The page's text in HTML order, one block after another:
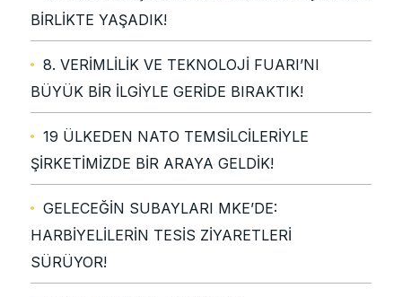
BİRLİKTE YAŞADIK!
8. VERİMLİLİK VE TEKNOLOJİ FUARI’NI
BÜYÜK BİR İLGİYLE GERİDE BIRAKTIK!
19 ÜLKEDEN NATO TEMSİLCİLERİYLE
ŞİRKETİMİZDE BİR ARAYA GELDİK!
GELECEĞİN SUBAYLARI MKE’DE:
HARBİYELİLERİN TESİS ZİYARETLERİ
SÜRÜYOR!